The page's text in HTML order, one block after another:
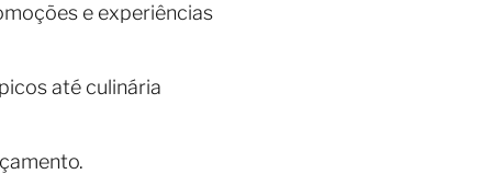
e experiências
até culinária